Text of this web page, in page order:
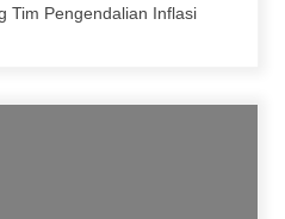
Tim Pengendalian Inflasi